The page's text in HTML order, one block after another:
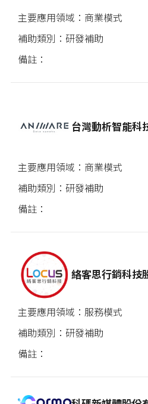
商業模式
研發補助
台灣動析智能科
商業模式
研發補助
絡客思行銷科技
服務模式
研發補助